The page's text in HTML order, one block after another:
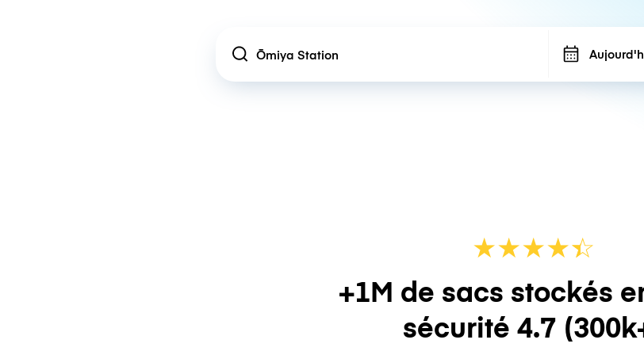
Location
★★★★☆
★
+1M de sacs stockés
sécurité 4.7